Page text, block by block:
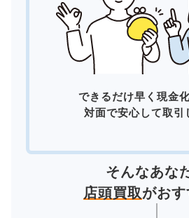
できるだけ早く現金化
対面で安心して取引
そんなあな
店頭買取がおす